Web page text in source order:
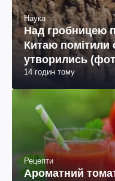
Наука
Над гробницею
Китаю помітили
утворились
14 годин тому
Рецепти
Ароматний